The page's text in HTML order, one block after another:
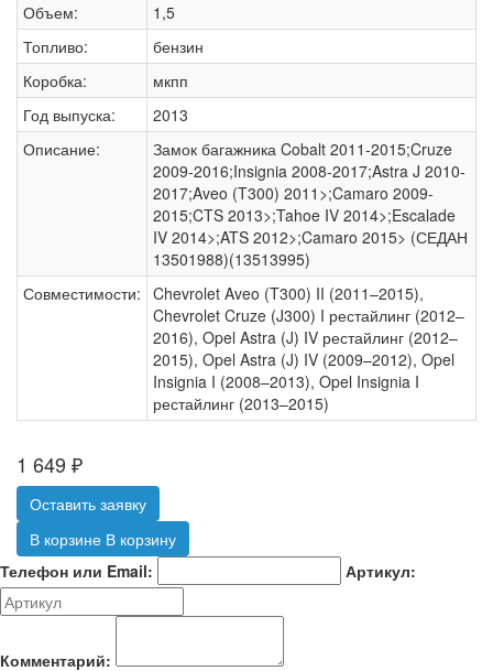
Объем:
1,5
Топливо:
бензин
Коробка:
мкпп
Год выпуска:
2013
Описание:
Замок багажника Cobalt 2011-2015;Cruze
2009-2016;Insignia 2008-2017;Astra J 2010-
2017;Aveo (T300) 2011>;Camaro 2009-
2015;CTS 2013>;Tahoe IV 2014>;Escalade
IV 2014>;ATS 2012>;Camaro 2015> (СЕДАН
13501988)(13513995)
Совместимости: Chevrolet Aveo (T300) II (2011–2015),
Chevrolet Cruze (J300) I рестайлинг (2012–
2016), Opel Astra (J) IV рестайлинг (2012–
2015), Opel Astra (J) IV (2009–2012), Opel
Insignia I (2008–2013), Opel Insignia I
рестайлинг (2013–2015)
1 649 ₽
Оставить заявку
В корзине В корзину
Телефон или Email:
Артикул:
Комментарий: